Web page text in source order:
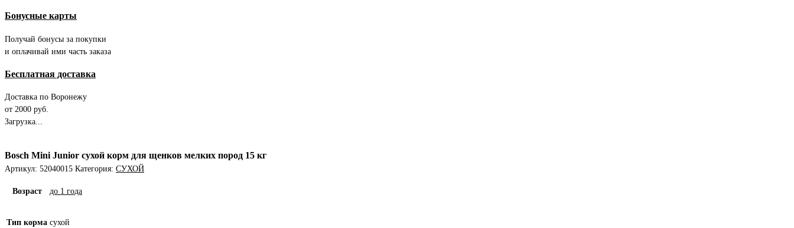
Бонусные карты
Получай бонусы за покупки
и оплачивай ими часть заказа
Бесплатная доставка
Доставка по Воронежу
от 2000 руб.
Загрузка...
Bosch Mini Junior сухой корм для щенков мелких пород 15 кг
Артикул: 52040015 Категория: СУХОЙ
Возраст до 1 года
Тип корма сухой